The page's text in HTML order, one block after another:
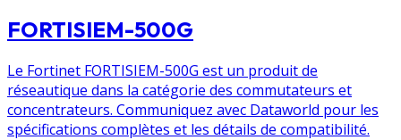
FORTISIEM-500G
Le Fortinet FORTISIEM-500G est un produit de
réseautique dans la catégorie des commutateurs et
concentrateurs. Communiquez avec Dataworld pour les
spécifications complètes et les détails de compatibilité.